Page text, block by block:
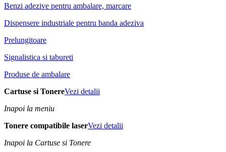
Benzi adezive pentru ambalare, marcare
Dispensere industriale pentru banda adeziva
Prelungitoare
Signalistica si tabureti
Produse de ambalare
Cartuse si TonereVezi detalii
Inapoi la meniu
Tonere compatibile laserVezi detalii
Inapoi la Cartuse si Tonere